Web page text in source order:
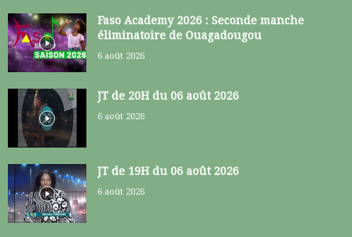
Faso Academy 2026 : Seconde manche
éliminatoire de Ouagadougou
6 août 2026
JT de 20H du 06 août 2026
6 août 2026
JT de 19H du 06 août 2026
6 août 2026